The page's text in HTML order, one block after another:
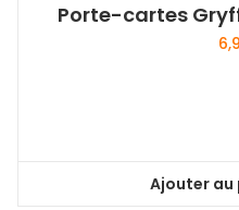
Porte-cartes
Ajouter au